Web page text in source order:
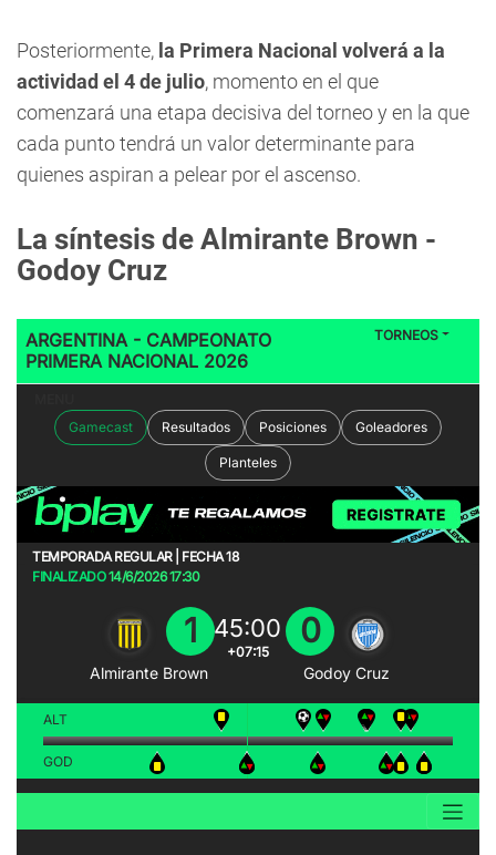
Posteriormente, la Primera Nacional volverá a la
actividad el 4 de julio, momento en el que
comenzará una etapa decisiva del torneo y en la que
cada punto tendrá un valor determinante para
quienes aspiran a pelear por el ascenso.
La síntesis de Almirante Brown -
Godoy Cruz